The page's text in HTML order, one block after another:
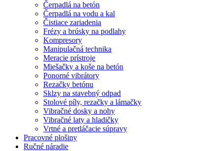
Čerpadlá na betón
Čerpadlá na vodu a kal
Čistiace zariadenia
Frézy a brúsky na podlahy
Kompresory
Manipulačná technika
Meracie prístroje
Miešačky a koše na betón
Ponorné vibrátory
Rezačky betónu
Sklzy na stavebný odpad
Stolové píly, rezačky a lámačky
Vibračné dosky a nohy
Vibračné laty a hladičky
Vrtné a pretláčacie súpravy
Pracovné plošiny
Ručné náradie